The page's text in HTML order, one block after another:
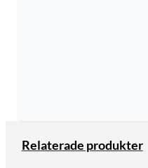
Relaterade produkter